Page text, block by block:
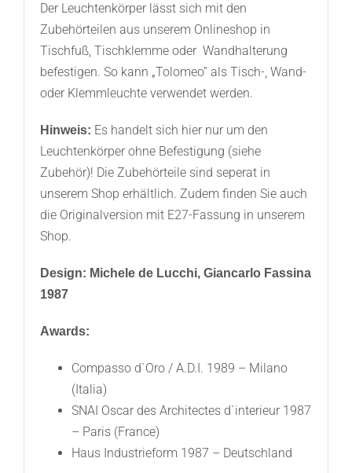
Der Leuchtenkörper lässt sich mit den
Zubehörteilen aus unserem Onlineshop in
Tischfuß, Tischklemme oder Wandhalterung
befestigen. So kann „Tolomeo” als Tisch-, Wand-
oder Klemmleuchte verwendet werden.
Hinweis: Es handelt sich hier nur um den
Leuchtenkörper ohne Befestigung (siehe
Zubehör)! Die Zubehörteile sind seperat in
unserem Shop erhältlich. Zudem finden Sie auch
die Originalversion mit E27-Fassung in unserem
Shop.
Design: Michele de Lucchi, Giancarlo Fassina
1987
Awards:
Compasso d`Oro / A.D.I. 1989 – Milano
(Italia)
SNAI Oscar des Architectes d`interieur 1987
– Paris (France)
Haus Industrieform 1987 – Deutschland